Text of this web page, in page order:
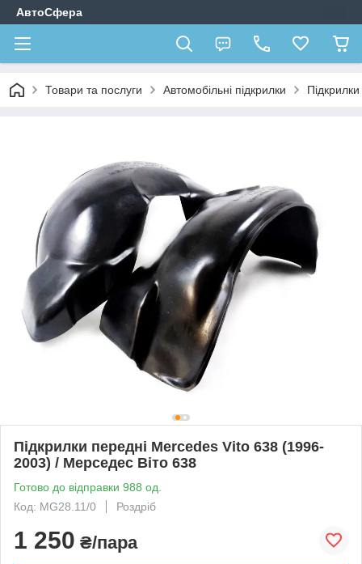
АвтоСфера
Товари та послуги Автомобільні підкрилки
Підкрилки передні Mercedes Vito 638 (1996-
2003) / Мерседес Віто 638
Готово до відправки 988 од.
Код: MG28.11/0
Роздріб
1 250 ₴/пара